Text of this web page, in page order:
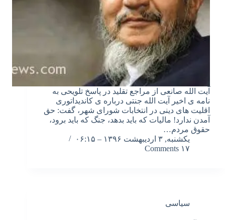
آیت الله صانعی از مراجع تقلید در پاسخ تلویحی به
نامه ی اخیر آیت الله جنتی درباره ی کاندیداتوری
اقلیت های دینی در انتخابات شورای شهر، گفت: حق
آمدن ندارد! مالیات که باید بدهد، جنگ که باید برود،
حقوق مردم…
یکشنبه, ۳ اردیبهشت ۱۳۹۶ – ۰۶:۱۵
۱۷ Comments
سیاسی